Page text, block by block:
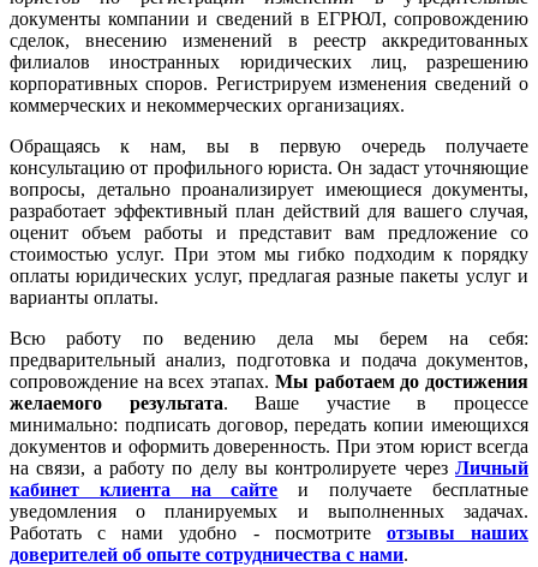
документы компании и сведений в ЕГРЮЛ, сопровождению
сделок, внесению изменений в реестр аккредитованных
филиалов иностранных юридических лиц, разрешению
корпоративных споров. Регистрируем изменения сведений о
коммерческих и некоммерческих организациях.
Обращаясь к нам, вы в первую очередь получаете
консультацию от профильного юриста. Он задаст уточняющие
вопросы, детально проанализирует имеющиеся документы,
разработает эффективный план действий для вашего случая,
оценит объем работы и представит вам предложение со
стоимостью услуг. При этом мы гибко подходим к порядку
оплаты юридических услуг, предлагая разные пакеты услуг и
варианты оплаты.
Всю работу по ведению дела мы берем на себя:
предварительный анализ, подготовка и подача документов,
сопровождение на всех этапах. Мы работаем до достижения
желаемого результата. Ваше участие в процессе
минимально: подписать договор, передать копии имеющихся
документов и оформить доверенность. При этом юрист всегда
на связи, а работу по делу вы контролируете через Личный
кабинет клиента на сайте и получаете бесплатные
уведомления о планируемых и выполненных задачах.
Работать с нами удобно - посмотрите отзывы наших
доверителей об опыте сотрудничества с нами.